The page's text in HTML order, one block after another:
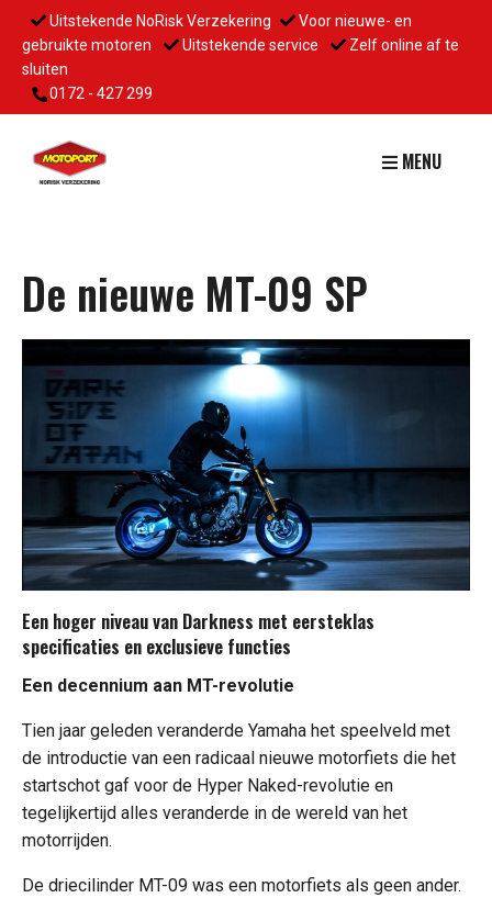
Uitstekende NoRisk Verzekering
Voor nieuwe- en
gebruikte motoren
Uitstekende service
Zelf online af te
sluiten
0172 - 427 299
MENU
De nieuwe MT-09 SP
Een hoger niveau van Darkness met eersteklas
specificaties en exclusieve functies
Een decennium aan MT-revolutie
Tien jaar geleden veranderde Yamaha het speelveld met
de introductie van een radicaal nieuwe motorfiets die het
startschot gaf voor de Hyper Naked-revolutie en
tegelijkertijd alles veranderde in de wereld van het
motorrijden.
De driecilinder MT-09 was een motorfiets als geen ander.